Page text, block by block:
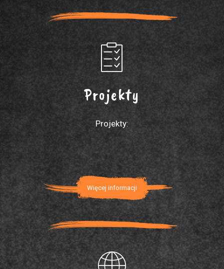
Projekty
Projekty:
Więcej informacji